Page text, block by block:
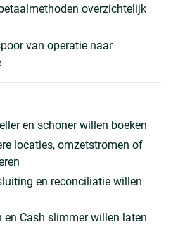
overzichtelijk
van operatie naar
en schoner willen boeken
locaties, omzetstromen of
en reconciliatie willen
en Cash slimmer willen laten